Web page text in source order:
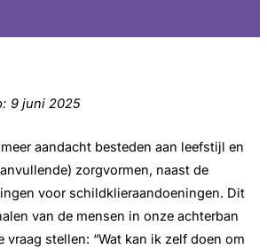
9 juni 2025
aandacht besteden aan leefstijl en
zorgvormen, naast de
voor schildklieraandoeningen. Dit
van de mensen in onze achterban
vraag stellen: “Wat kan ik zelf doen om